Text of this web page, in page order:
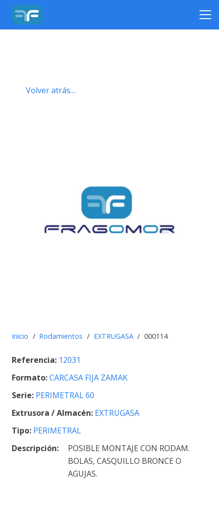
Volver atrás…
Inicio / Rodamientos / EXTRUGASA / 000114
Referencia: 12031
Formato:CARCASA FIJA ZAMAK
Serie: PERIMETRAL 60
Extrusora / Almacén: EXTRUGASA
Tipo: PERIMETRAL
Descripción:
POSIBLE MONTAJE CON RODAM.
BOLAS, CASQUILLO BRONCE O
AGUJAS.